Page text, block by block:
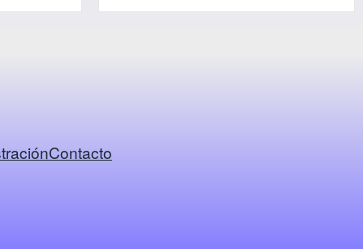
Contacto